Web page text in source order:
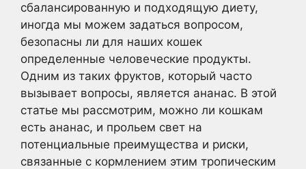
сбалансированную и подходящую диету,
иногда мы можем задаться вопросом,
безопасны ли для наших кошек
определенные человеческие продукты.
Одним из таких фруктов, который часто
вызывает вопросы, является ананас. В этой
статье мы рассмотрим, можно ли кошкам
есть ананас, и прольем свет на
потенциальные преимущества и риски,
связанные с кормлением этим тропическим